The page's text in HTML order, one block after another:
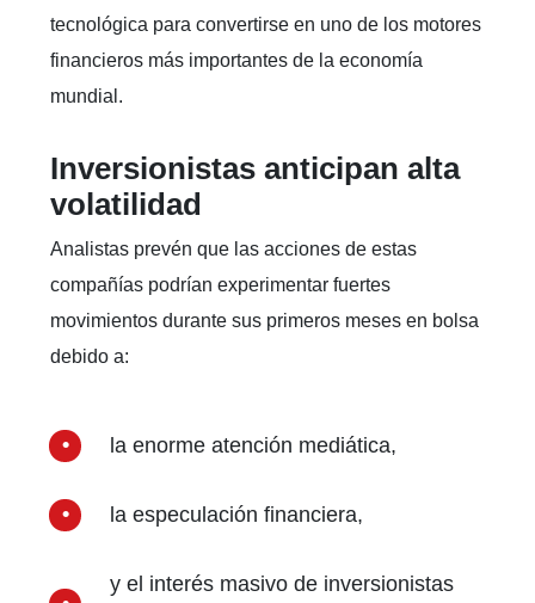
tecnológica para convertirse en uno de los motores
financieros más importantes de la economía
mundial.
Inversionistas anticipan alta
volatilidad
Analistas prevén que las acciones de estas
compañías podrían experimentar fuertes
movimientos durante sus primeros meses en bolsa
debido a:
la enorme atención mediática,
la especulación financiera,
y el interés masivo de inversionistas